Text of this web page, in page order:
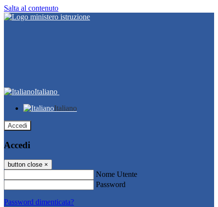
Salta al contenuto
Italiano
Italiano
Accedi
Accedi
button close ×
Nome Utente
Password
Password dimenticata?